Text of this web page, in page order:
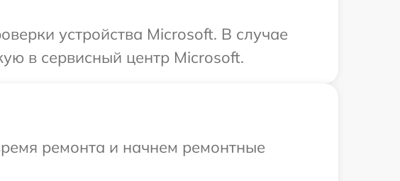
устройства Microsoft. В случае
в сервисный центр Microsoft.
ремонта и начнем ремонтные